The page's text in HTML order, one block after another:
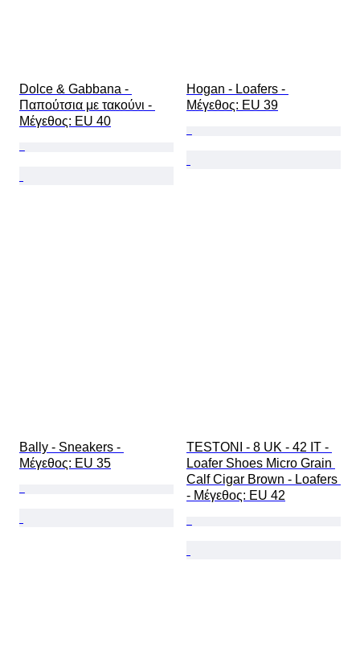
Dolce & Gabbana -
Παπούτσια με τακούνι -
Mέγεθος: EU 40
Hogan - Loafers -
Mέγεθος: EU 39
Bally - Sneakers -
Mέγεθος: EU 35
TESTONI - 8 UK - 42 IT -
Loafer Shoes Micro Grain
Calf Cigar Brown - Loafers
- Mέγεθος: EU 42